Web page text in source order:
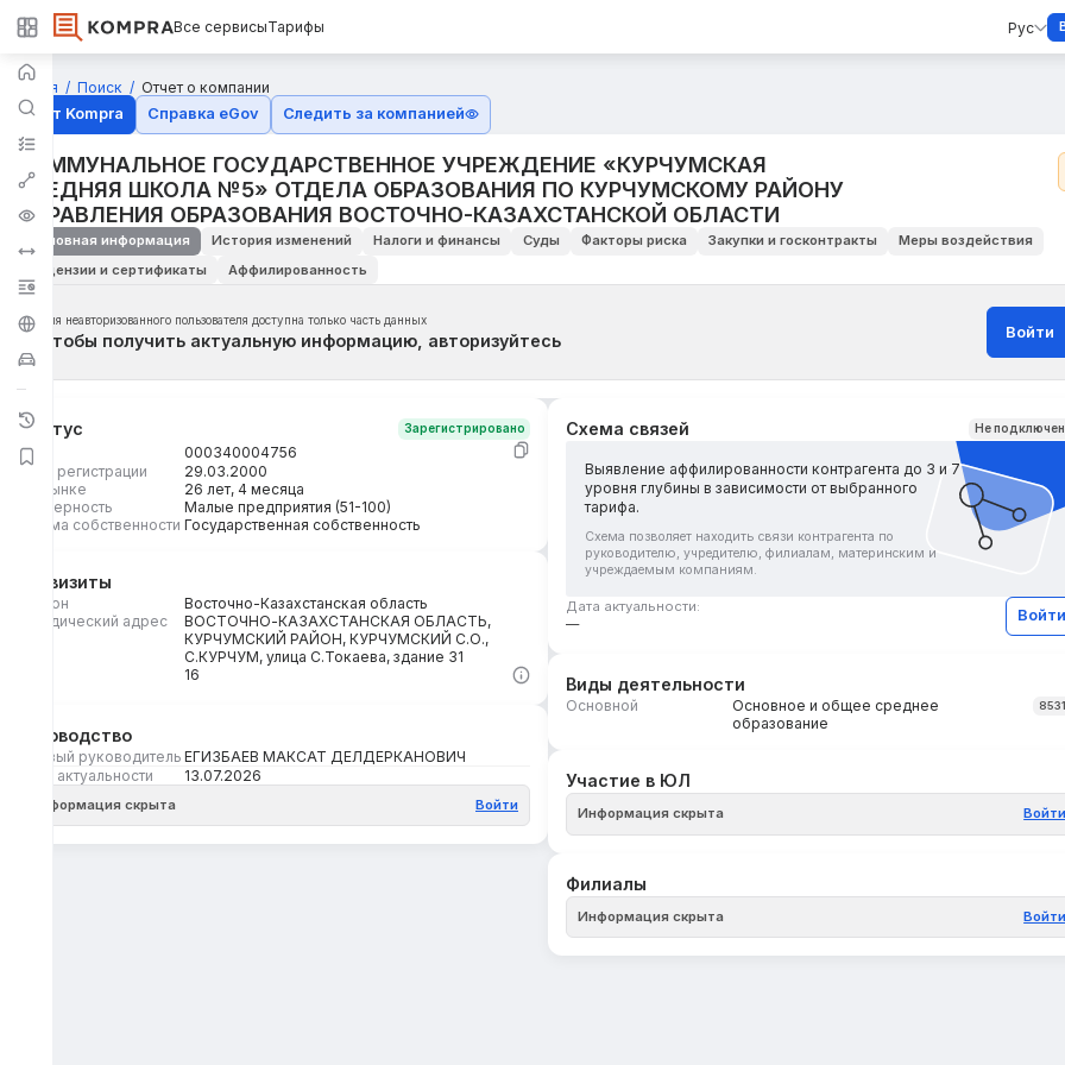
Все сервисыТарифы Рус
Главная Поиск
Отчет о компании
Отчёт Kompra
Справка eGov Следить за компанией
КОММУНАЛЬНОЕ ГОСУДАРСТВЕННОЕ УЧРЕЖДЕНИЕ «КУРЧУМСКАЯ
СРЕДНЯЯ ШКОЛА №5» ОТДЕЛА ОБРАЗОВАНИЯ ПО КУРЧУМСКОМУ РАЙОНУ
УПРАВЛЕНИЯ ОБРАЗОВАНИЯ ВОСТОЧНО-КАЗАХСТАНСКОЙ ОБЛАСТИ
Основная информация История изменений Налоги и финансы Суды Факторы риска Закупки и госконтракты
Меры воздействия
Лицензии и сертификаты
Аффилированность
Для неавторизованного пользователя доступна только часть данных
Чтобы получить актуальную информацию, авторизуйтесь Войти
Статус Зарегистрировано
БИН
000340004756
Дата регистрации
29.03.2000
На рынке
26 лет, 4 месяца
Размерность
Малые предприятия (51-100)
Форма собственности Государственная собственность
Реквизиты
Регион
Восточно-Казахстанская область
Юридический адрес
ВОСТОЧНО-КАЗАХСТАНСКАЯ ОБЛАСТЬ,
КУРЧУМСКИЙ РАЙОН, КУРЧУМСКИЙ С.О.,
С.КУРЧУМ, улица С.Токаева, здание 31
16
Руководство
Первый руководитель ЕГИЗБАЕВ МАКСАТ ДЕЛДЕРКАНОВИЧ
Дата актуальности
13.07.2026
Информация скрыта Войти
Схема связей Не
Выявление аффилированности контрагента до 3 и 7
уровня глубины в зависимости от выбранного
тарифа.
Схема позволяет находить связи контрагента по
руководителю, учредителю, филиалам, материнским и
учреждаемым компаниям.
Дата актуальности:
—
Войти
Виды деятельности
Основной
Основное и общее среднее
образование
Участие в ЮЛ
Информация скрыта Войти
Филиалы
Информация скрыта Войти